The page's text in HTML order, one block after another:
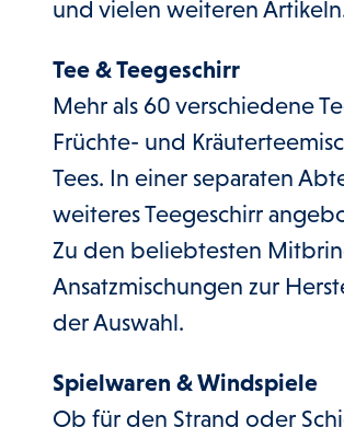
und vielen weiteren
Tee & Teegeschirr
Mehr als 60 verschiedene
Früchte- und
Tees. In einer separaten
weiteres Teegeschirr
Zu den beliebtesten
Ansatzmischungen zur
der Auswahl.
Spielwaren & Windspiele
Ob für den Strand oder